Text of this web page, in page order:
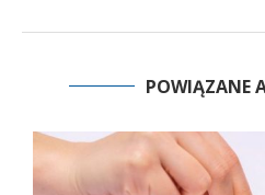
POWIĄZANE